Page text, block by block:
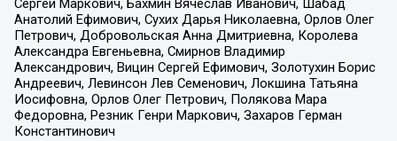
Сергей Маркович, Бахмин Вячеслав Иванович, Шабад
Анатолий Ефимович, Сухих Дарья Николаевна, Орлов Олег
Петрович, Добровольская Анна Дмитриевна, Королева
Александра Евгеньевна, Смирнов Владимир
Александрович, Вицин Сергей Ефимович, Золотухин Борис
Андреевич, Левинсон Лев Семенович, Локшина Татьяна
Иосифовна, Орлов Олег Петрович, Полякова Мара
Федоровна, Резник Генри Маркович, Захаров Герман
Константинович